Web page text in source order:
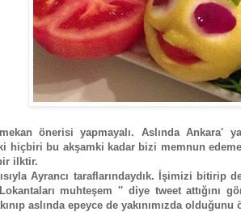
önerisi yapmayalı. Aslında Ankara'
hiçbiri bu akşamki kadar bizi memnun
ilktir.
Ayrancı taraflarındaydık. İşimizi
muhteşem '' diye tweet attığını
aslında epeyce de yakınımızda olduğunu